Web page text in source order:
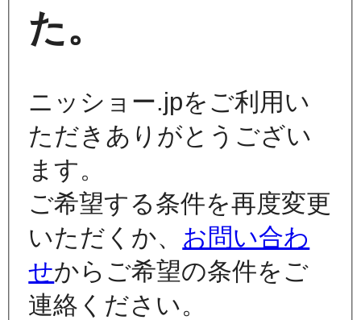
た。
ニッショー.jpをご利用い
ただきありがとうござい
ます。
ご希望する条件を再度変更
いただくか、 お問い合わ
せからご希望の条件をご
連絡ください。